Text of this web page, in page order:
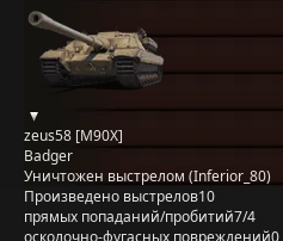
zeus58 [M90X]
Badger
Уничтожен выстрелом (Inferior_80)
Произведено выстрелов10
прямых попаданий/пробитий7/4
осколочно-фугасных повреждений0